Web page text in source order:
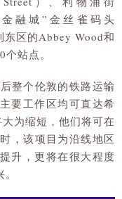
金融城”金丝雀码头
东区的Abbey Wood和
站点。
整个伦敦的铁路运输
要工作区均可直达希
为缩短，他们将可在
，该项目为沿线地区
升，更将在很大程度